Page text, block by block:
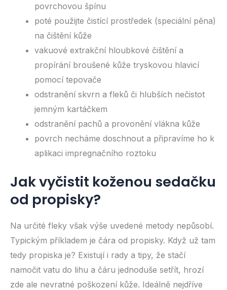
povrchovou špínu
poté použijte čistící prostředek (speciální pěna)
na čištění kůže
vakuové extrakční hloubkové čištění a
propírání broušené kůže tryskovou hlavicí
pomocí tepovače
odstranění skvrn a fleků či hlubších nečistot
jemným kartáčkem
odstranění pachů a provonění vlákna kůže
povrch necháme doschnout a připravíme ho k
aplikaci impregnačního roztoku
Jak vyčistit koženou sedačku
od propisky?
Na určité fleky však výše uvedené metody nepůsobí.
Typickým příkladem je čára od propisky. Když už tam
tedy propiska je? Existují i rady a tipy, že stačí
namočit vatu do lihu a čáru jednoduše setřít, hrozí
zde ale nevratné poškození kůže. Ideálně nejdříve